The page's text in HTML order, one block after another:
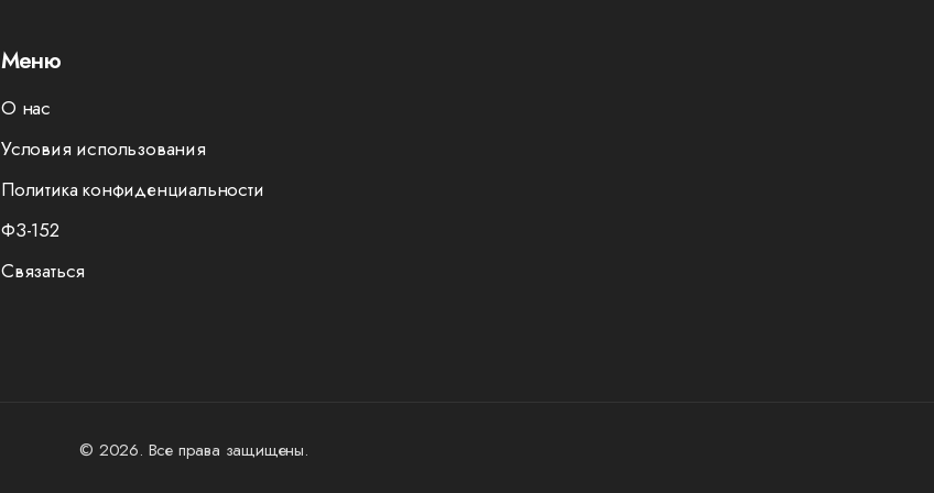
Меню
О нас
Условия использования
Политика конфиденциальности
ФЗ-152
Связаться
© 2026. Все права защищены.